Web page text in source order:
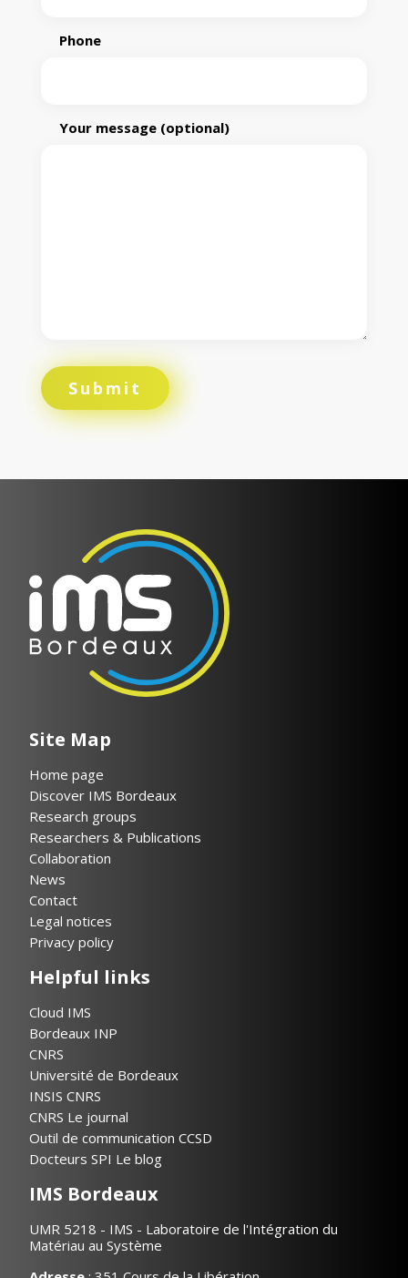
Phone
Your message (optional)
Site Map
Home page
Discover IMS Bordeaux
Research groups
Researchers & Publications
Collaboration
News
Contact
Legal notices
Privacy policy
Helpful links
Cloud IMS
Bordeaux INP
CNRS
Université de Bordeaux
INSIS CNRS
CNRS Le journal
Outil de communication CCSD
Docteurs SPI Le blog
IMS Bordeaux
UMR 5218 - IMS - Laboratoire de l'Intégration du
Matériau au Système